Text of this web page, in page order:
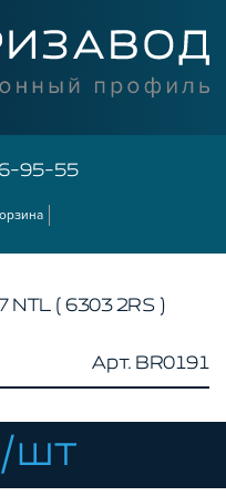
95-55
( 6303 2RS )
Арт. BR0191
шт